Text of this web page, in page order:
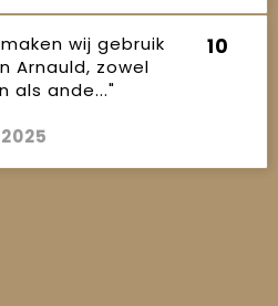
wij gebruik
Arnauld, zowel
als ande..."
10